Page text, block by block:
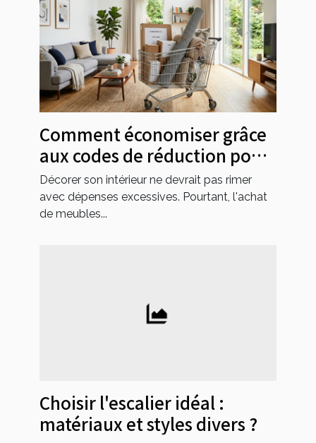
Comment économiser grâce
aux codes de réduction pour
l'ameublement ?
Décorer son intérieur ne devrait pas rimer
avec dépenses excessives. Pourtant, l'achat
de meubles...
Choisir l'escalier idéal :
matériaux et styles divers ?